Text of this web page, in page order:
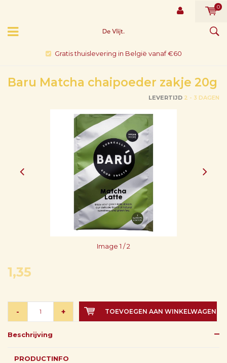
0
Gratis thuislevering in België vanaf €60
Baru Matcha chaipoeder zakje 20g
LEVERTIJD 2 - 3 DAGEN
Image1 / 2
1,35
- + TOEVOEGEN AAN WINKELWAGEN
Beschrijving
PRODUCTINFO